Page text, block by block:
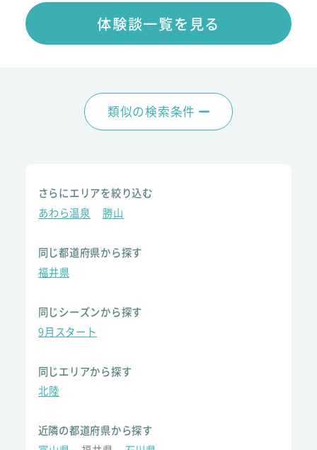
体験談一覧を見る
類似の検索条件
さらにエリアを絞り込む
あわら温泉
勝山
同じ都道府県から探す
福井県
同じシーズンから探す
9月スタート
同じエリアから探す
北陸
近隣の都道府県から探す